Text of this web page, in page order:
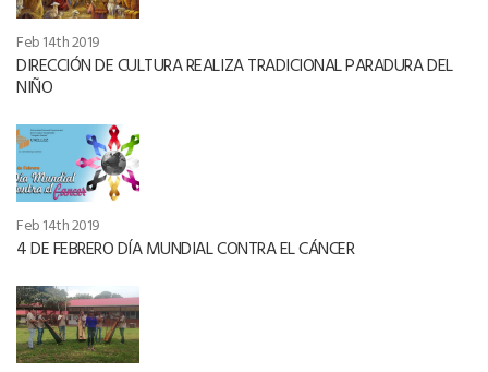
Feb 14th 2019
DIRECCIÓN DE CULTURA REALIZA TRADICIONAL PARADURA DEL
NIÑO
Feb 14th 2019
4 DE FEBRERO DÍA MUNDIAL CONTRA EL CÁNCER